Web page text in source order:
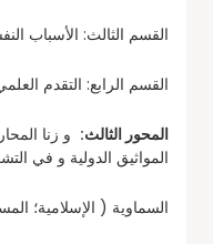
القسم الثالث: الأسباب
القسم الرابع: التقدم
المحور الثالث: و زنا
المواثيق الدولية و في
السماوية ( الإسلامية؛